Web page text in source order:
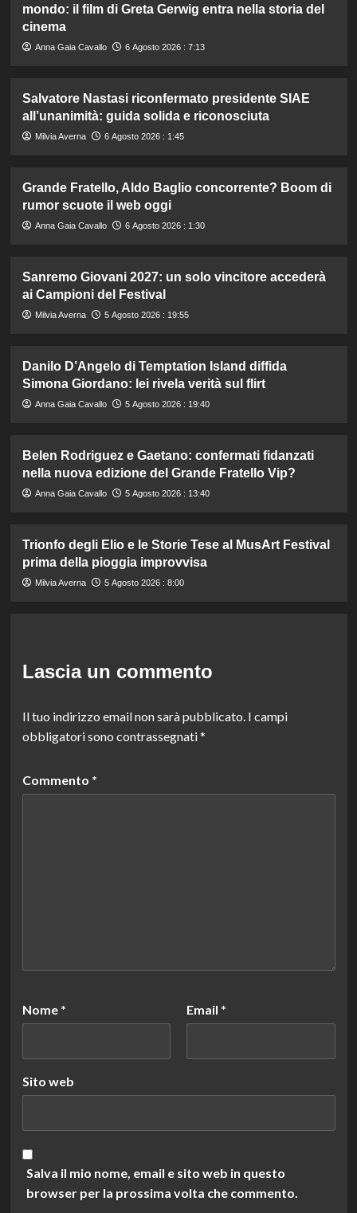
mondo: il film di Greta Gerwig entra nella storia del
cinema
Anna Gaia Cavallo 6 Agosto 2026 : 7:13
Salvatore Nastasi riconfermato presidente SIAE
all’unanimità: guida solida e riconosciuta
Milvia Averna 6 Agosto 2026 : 1:45
Grande Fratello, Aldo Baglio concorrente? Boom di
rumor scuote il web oggi
Anna Gaia Cavallo 6 Agosto 2026 : 1:30
Sanremo Giovani 2027: un solo vincitore accederà
ai Campioni del Festival
Milvia Averna 5 Agosto 2026 : 19:55
Danilo D’Angelo di Temptation Island diffida
Simona Giordano: lei rivela verità sul flirt
Anna Gaia Cavallo 5 Agosto 2026 : 19:40
Belen Rodriguez e Gaetano: confermati fidanzati
nella nuova edizione del Grande Fratello Vip?
Anna Gaia Cavallo 5 Agosto 2026 : 13:40
Trionfo degli Elio e le Storie Tese al MusArt Festival
prima della pioggia improvvisa
Milvia Averna 5 Agosto 2026 : 8:00
Lascia un commento
Il tuo indirizzo email non sarà pubblicato. I campi
obbligatori sono contrassegnati*
Commento *
Nome * Email *
Sito web
Salva il mio nome, email e sito web in questo
browser per la prossima volta che commento.